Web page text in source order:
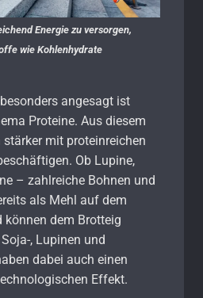
Energie zu versorgen,
wie Kohlenhydrate
angesagt ist
Proteine. Aus diesem
stärker mit proteinreichen
Ob Lupine,
– zahlreiche Bohnen und
als Mehl auf dem
dem Brotteig
, Lupinen und
dabei auch einen
Effekt.